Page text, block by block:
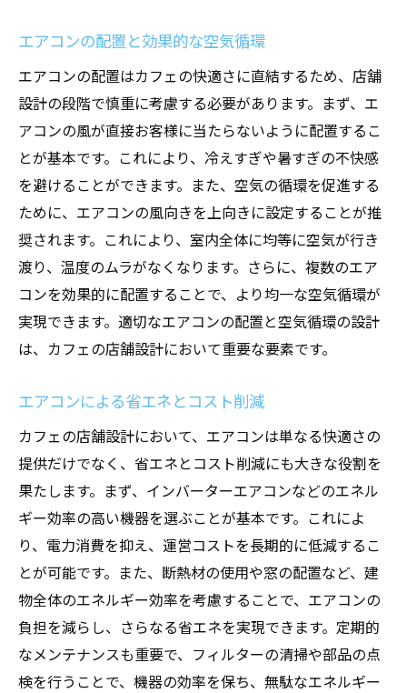
エアコンの種類とその特徴
エアコンの配置と空間の快適性
エアコン設置時の注意点
エアコンで季節ごとの快適さを保つカフェの店
舗設計
夏場の快適空間を作るエアコン設計
冬場の暖かさを確保するエアコン配置
春と秋の中間季節に対応するエアコン調整
季節ごとのエアコンメンテナンスの重要性
エアコンと併用する補助設備の選定
年間を通じた快適空間を実現する方法
ェ設計の秘訣
お客様のニーズを反映したエアコン設計
エアコンによる快適な温度管理
店内の雰囲気を損なわないエアコン配置
エアコンと空気清浄機の併用効果
エアコンの静音性とお客様の快適さ
エアコンがもたらすリラックス効果
風の流れを最適化するカフェのエアコン設計ポ
風の流れを考慮したエアコン配置
エアコンの配置と効果的な空気循環
エアコンの配置はカフェの快適さに直結するため、店舗
設計の段階で慎重に考慮する必要があります。まず、エ
アコンの風が直接お客様に当たらないように配置するこ
とが基本です。これにより、冷えすぎや暑すぎの不快感
を避けることができます。また、空気の循環を促進する
ために、エアコンの風向きを上向きに設定することが推
奨されます。これにより、室内全体に均等に空気が行き
渡り、温度のムラがなくなります。さらに、複数のエア
コンを効果的に配置することで、より均一な空気循環が
実現できます。適切なエアコンの配置と空気循環の設計
は、カフェの店舗設計において重要な要素です。
エアコンによる省エネとコスト削減
カフェの店舗設計において、エアコンは単なる快適さの
提供だけでなく、省エネとコスト削減にも大きな役割を
果たします。まず、インバーターエアコンなどのエネル
ギー効率の高い機器を選ぶことが基本です。これによ
り、電力消費を抑え、運営コストを長期的に低減するこ
とが可能です。また、断熱材の使用や窓の配置など、建
物全体のエネルギー効率を考慮することで、エアコンの
負担を減らし、さらなる省エネを実現できます。定期的
なメンテナンスも重要で、フィルターの清掃や部品の点
検を行うことで、機器の効率を保ち、無駄なエネルギー